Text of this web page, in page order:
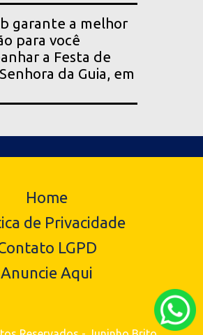
garante a melhor
para você
a Festa de
da Guia, em
Home
de Privacidade
LGPD
Anuncie Aqui